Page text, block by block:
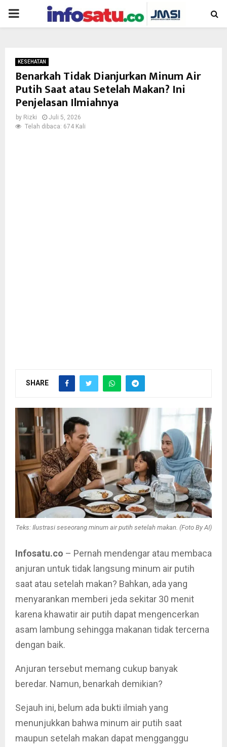
PRIMARY
KESEHATAN
Benarkah Tidak Dianjurkan Minum Air
Putih Saat atau Setelah Makan? Ini
Penjelasan Ilmiahnya
by Rizki
Juli 5, 2026
Telah dibaca: 674 Kali
SHARE
Teks: Ilustrasi seseorang minum air putih setelah makan. (Foto By AI)
Infosatu.co – Pernah mendengar atau membaca
anjuran untuk tidak langsung minum air putih
saat atau setelah makan? Bahkan, ada yang
menyarankan memberi jeda sekitar 30 menit
karena khawatir air putih dapat mengencerkan
asam lambung sehingga makanan tidak tercerna
dengan baik.
Anjuran tersebut memang cukup banyak
beredar. Namun, benarkah demikian?
Sejauh ini, belum ada bukti ilmiah yang
menunjukkan bahwa minum air putih saat
maupun setelah makan dapat mengganggu